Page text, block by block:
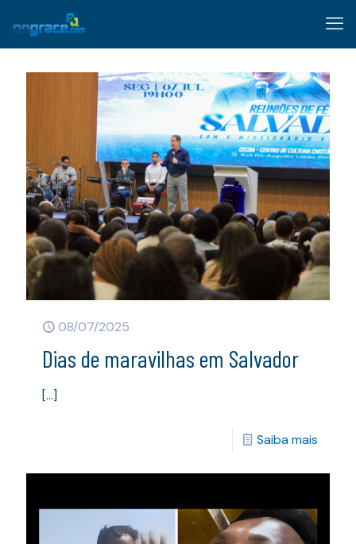
08/07/2025
Dias de maravilhas em Salvador
[…]
Saiba mais